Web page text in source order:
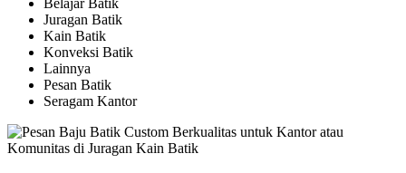
Juragan Batik
Kain Batik
Konveksi Batik
Lainnya
Pesan Batik
Seragam Kantor